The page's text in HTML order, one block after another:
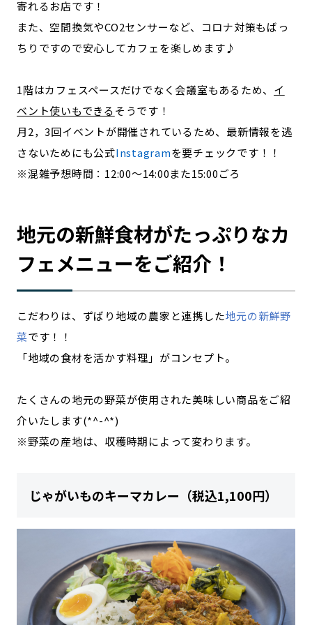
寄れるお店です！
また、空間換気やCO2センサーなど、コロナ対策もばっ
ちりですので安心してカフェを楽しめます♪
1階はカフェスペースだけでなく会議室もあるため、 イ
ベント使いもできるそうです！
月2，3回イベントが開催されているため、最新情報を逃
さないためにも公式Instagramを要チェックです！！
※混雑予想時間：12:00～14:00また15:00ごろ
地元の新鮮食材がたっぷりなカ
フェメニューをご紹介！
こだわりは、ずばり地域の農家と連携した地元の新鮮野
菜です！！
「地域の食材を活かす料理」がコンセプト。
たくさんの地元の野菜が使用された美味しい商品をご紹
介いたします(*^-^*)
※野菜の産地は、収穫時期によって変わります。
じゃがいものキーマカレー（税込1,100円）